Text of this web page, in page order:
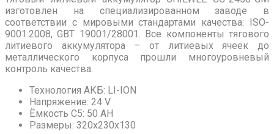
изготовлен на специализированном заводе в
соответствии с мировыми стандартами качества: ISO-
9001:2008, GBT 19001/28001. Все компоненты тягового
литиевого аккумулятора – от литиевых ячеек до
металлического корпуса прошли многоуровневый
контроль качества.
Технология АКБ: LI-ION
Напряжение: 24 V
Ёмкость C5: 50 AH
Размеры: 320x230x130